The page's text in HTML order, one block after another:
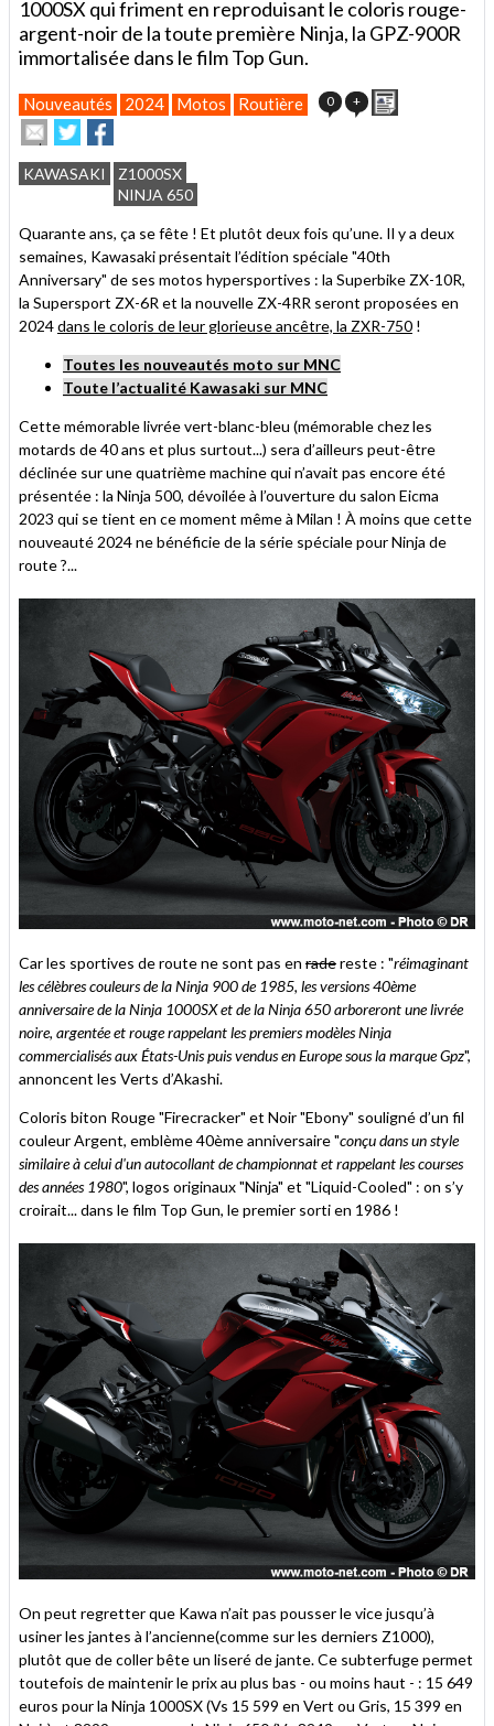
1000SX qui friment en reproduisant le coloris rouge-
argent-noir de la toute première Ninja, la GPZ-900R
immortalisée dans le film Top Gun.
Nouveautés 2024 Motos Routière 0 +
Envoyer
cet
article
à
Partager
sur
Twitter
sur
Facebook
KAWASAKI
Z1000SX
NINJA 650
Quarante ans, ça se fête ! Et plutôt deux fois qu’une. Il y a deux
semaines, Kawasaki présentait l’édition spéciale "40th
Anniversary" de ses motos hypersportives : la Superbike ZX-10R,
la Supersport ZX-6R et la nouvelle ZX-4RR seront proposées en
2024dans le coloris de leur glorieuse ancêtre, la ZXR-750 !
Toutes les nouveautés moto sur MNC
Toute l’actualité Kawasaki sur MNC
Cette mémorable livrée vert-blanc-bleu (mémorable chez les
motards de 40 ans et plus surtout...) sera d’ailleurs peut-être
déclinée sur une quatrième machine qui n’avait pas encore été
présentée : la Ninja 500, dévoilée à l’ouverture du salon Eicma
2023 qui se tient en ce moment même à Milan ! À moins que cette
nouveauté 2024 ne bénéficie de la série spéciale pour Ninja de
route ?...
Car les sportives de route ne sont pas en radereste : "réimaginant
les célèbres couleurs de la Ninja 900 de 1985, les versions 40ème
anniversaire de la Ninja 1000SX et de la Ninja 650 arboreront une livrée
noire, argentée et rouge rappelant les premiers modèles Ninja
commercialisés aux États-Unis puis vendus en Europe sous la marque Gpz",
annoncent les Verts d’Akashi.
Coloris biton Rouge "Firecracker" et Noir "Ebony" souligné d’un fil
couleur Argent, emblème 40ème anniversaire "conçu dans un style
similaire à celui d'un autocollant de championnat et rappelant les courses
des années 1980", logos originaux "Ninja" et "Liquid-Cooled" : on s’y
croirait... dans le film Top Gun, le premier sorti en 1986 !
On peut regretter que Kawa n’ait pas pousser le vice jusqu’à
usiner les jantes à l’ancienne(comme sur les derniers Z1000),
plutôt que de coller bête un liseré de jante. Ce subterfuge permet
toutefois de maintenir le prix au plus bas - ou moins haut - : 15 649
euros pour la Ninja 1000SX (Vs 15 599 en Vert ou Gris, 15 399 en